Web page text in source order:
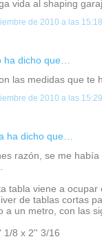
vida al shaping
de 2010 a las 15:18
ha dicho que…
las medidas que te
de 2010 a las 15:29
ha dicho que…
razón, se me
tabla viene a ocupar
de tablas cortas
a un metro, con las
1/8 x 2'' 3/16